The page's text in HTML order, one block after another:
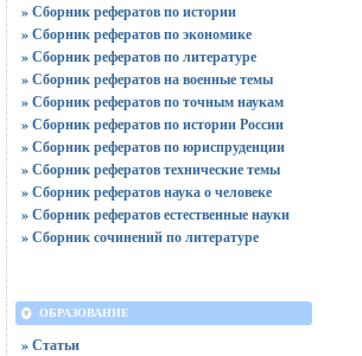
» Сборник рефератов по истории
» Сборник рефератов по экономике
» Сборник рефератов по литературе
» Сборник рефератов на военные темы
» Сборник рефератов по точным наукам
» Сборник рефератов по истории России
» Сборник рефератов по юриспруденции
» Сборник рефератов технические темы
» Сборник рефератов наука о человеке
» Сборник рефератов естественные науки
» Сборник сочинений по литературе
ОБРАЗОВАНИЕ
» Статьи